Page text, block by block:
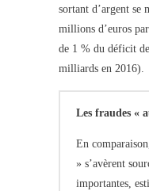
sortant d’argent se
millions d’euros
de 1 % du déficit
milliards en 2016).
Les fraudes «
En
» s’avèrent
importantes,